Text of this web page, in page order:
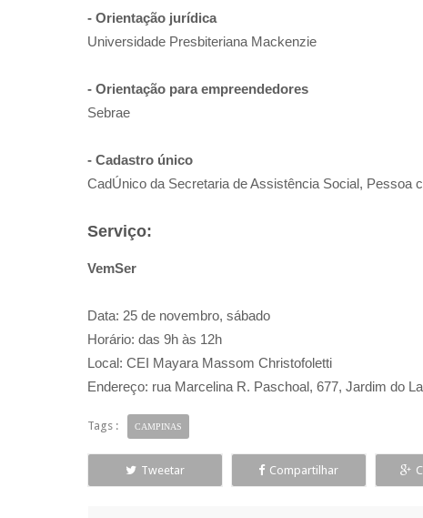
- Orientação jurídica
Universidade Presbiteriana Mackenzie
- Orientação para empreendedores
Sebrae
- Cadastro único
CadÚnico da Secretaria de Assistência Social, Pessoa
Serviço:
VemSer
Data: 25 de novembro, sábado
Horário: das 9h às 12h
Local: CEI Mayara Massom Christofoletti
Endereço: rua Marcelina R. Paschoal, 677, Jardim do
Tags : CAMPINAS
Tweetar Compartilhar